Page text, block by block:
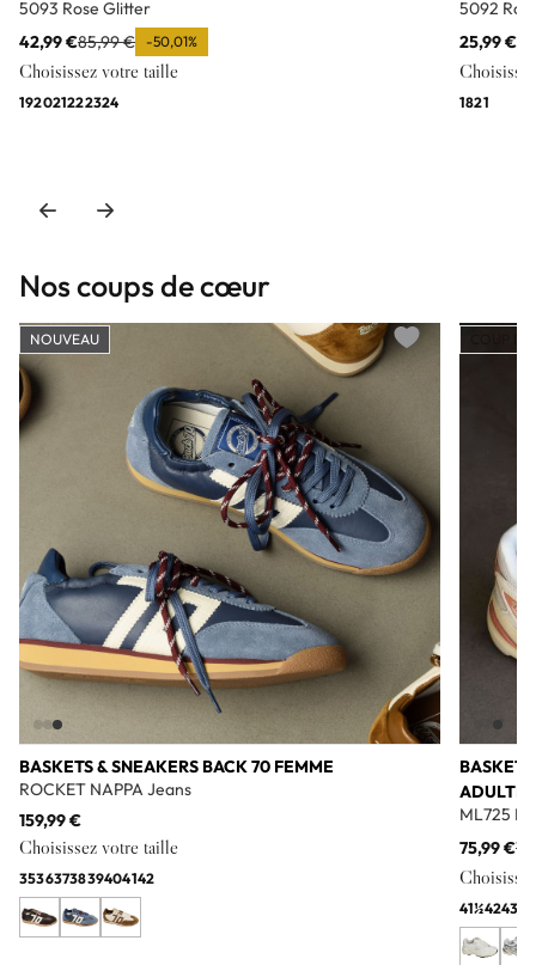
5093 Rose Glitter
42,99 €85,99 € -50,01%
Choisissez votre taille
192021222324
5092
25,99 €
1821
Nos coups de cœur
BASKETS & SNEAKERS BACK 70 FEMME
ROCKET NAPPA Jeans
159,99 €
Choisissez votre taille
3536373839404142
NOUVEAU
Add to wishlist
ADULTE
ML725
75,99 €
41½4243